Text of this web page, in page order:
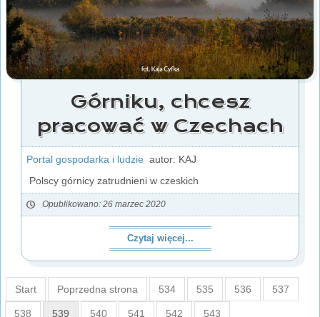
Górniku, chcesz
pracować w Czechach
Portal gospodarka i ludzie autor: KAJ
Polscy górnicy zatrudnieni w czeskich
Opublikowano: 26 marzec 2020
Czytaj więcej...
Start Poprzedna strona 534 535 536 537
538 539 540 541 542 543